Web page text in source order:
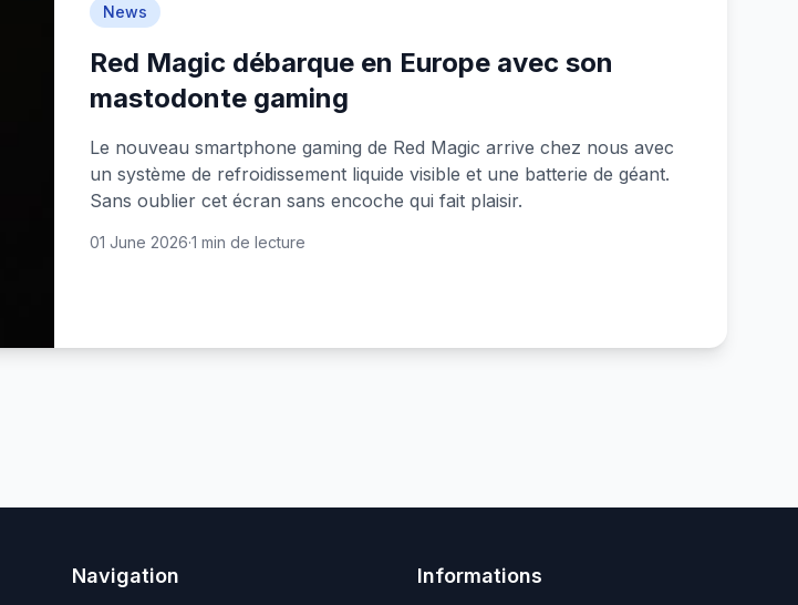
News
Red Magic débarque en Europe avec son
mastodonte gaming
Le nouveau smartphone gaming de Red Magic arrive chez nous avec
un système de refroidissement liquide visible et une batterie de géant.
Sans oublier cet écran sans encoche qui fait plaisir.
01 June 2026·1 min de lecture
Navigation Informations